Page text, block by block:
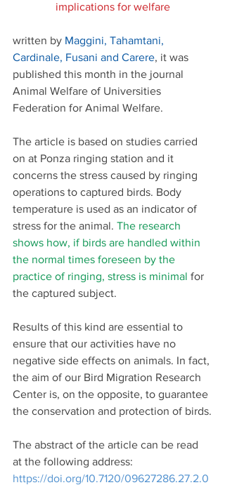
implications for welfare
written by Maggini, Tahamtani,
Cardinale, Fusani and Carere, it was
published this month in the journal
Animal Welfare of Universities
Federation for Animal Welfare.
The article is based on studies carried
on at Ponza ringing station and it
concerns the stress caused by ringing
operations to captured birds. Body
temperature is used as an indicator of
stress for the animal. The research
shows how, if birds are handled within
the normal times foreseen by the
practice of ringing, stress is minimal for
the captured subject.
Results of this kind are essential to
ensure that our activities have no
negative side effects on animals. In fact,
the aim of our Bird Migration Research
Center is, on the opposite, to guarantee
the conservation and protection of birds.
The abstract of the article can be read
at the following address:
https://doi.org/10.7120/09627286.27.2.0